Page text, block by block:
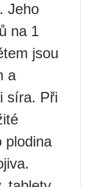
Jeho
na 1
jsou
a
síra. Při
plodina